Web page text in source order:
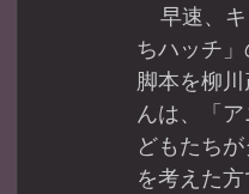
ちハッチ」
脚本を柳
んは、「
どもたち
を考えた方